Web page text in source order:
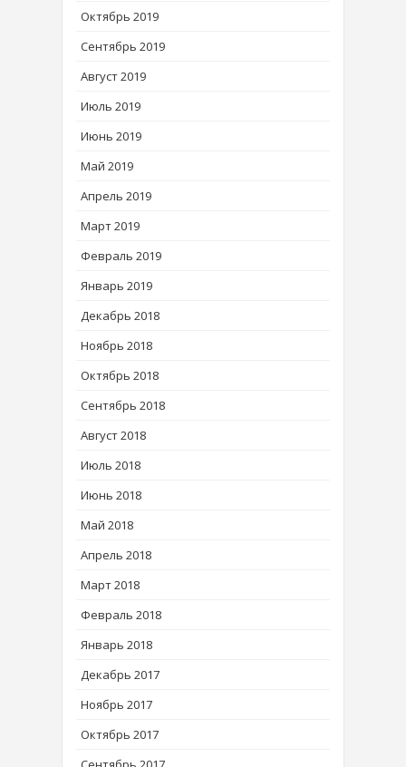
Октябрь 2019
Сентябрь 2019
Август 2019
Июль 2019
Июнь 2019
Май 2019
Апрель 2019
Март 2019
Февраль 2019
Январь 2019
Декабрь 2018
Ноябрь 2018
Октябрь 2018
Сентябрь 2018
Август 2018
Июль 2018
Июнь 2018
Май 2018
Апрель 2018
Март 2018
Февраль 2018
Январь 2018
Декабрь 2017
Ноябрь 2017
Октябрь 2017